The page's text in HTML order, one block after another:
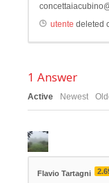
utente deleted
1 Answer
Active Newest
Flavio Tartagni